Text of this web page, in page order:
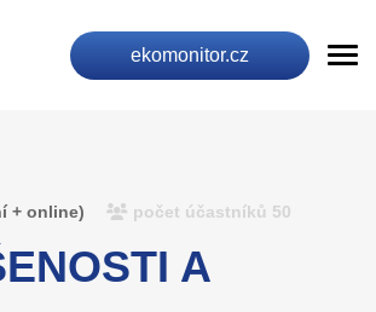
ekomonitor.cz
+ online) počet účastníků 50
A